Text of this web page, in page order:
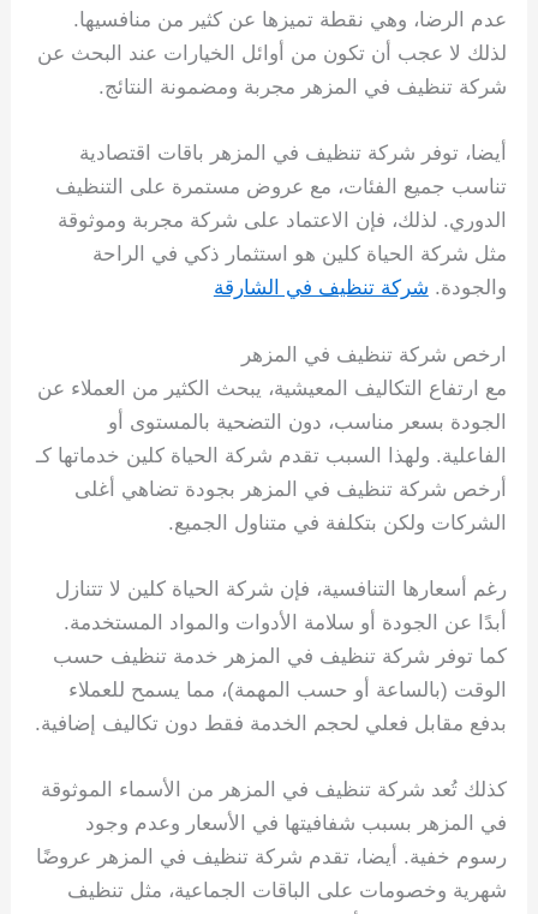
عدم الرضا، وهي نقطة تميزها عن كثير من منافسيها.
لذلك لا عجب أن تكون من أوائل الخيارات عند البحث عن
شركة تنظيف في المزهر مجربة ومضمونة النتائج.
أيضا، توفر شركة تنظيف في المزهر باقات اقتصادية
تناسب جميع الفئات، مع عروض مستمرة على التنظيف
الدوري. لذلك، فإن الاعتماد على شركة مجربة وموثوقة
مثل شركة الحياة كلين هو استثمار ذكي في الراحة
والجودة. شركة تنظيف في الشارقة
ارخص شركة تنظيف في المزهر
مع ارتفاع التكاليف المعيشية، يبحث الكثير من العملاء عن
الجودة بسعر مناسب، دون التضحية بالمستوى أو
الفاعلية. ولهذا السبب تقدم شركة الحياة كلين خدماتها كـ
أرخص شركة تنظيف في المزهر بجودة تضاهي أغلى
الشركات ولكن بتكلفة في متناول الجميع.
رغم أسعارها التنافسية، فإن شركة الحياة كلين لا تتنازل
أبدًا عن الجودة أو سلامة الأدوات والمواد المستخدمة.
كما توفر شركة تنظيف في المزهر خدمة تنظيف حسب
الوقت (بالساعة أو حسب المهمة)، مما يسمح للعملاء
بدفع مقابل فعلي لحجم الخدمة فقط دون تكاليف إضافية.
كذلك تُعد شركة تنظيف في المزهر من الأسماء الموثوقة
في المزهر بسبب شفافيتها في الأسعار وعدم وجود
رسوم خفية. أيضا، تقدم شركة تنظيف في المزهر عروضًا
شهرية وخصومات على الباقات الجماعية، مثل تنظيف